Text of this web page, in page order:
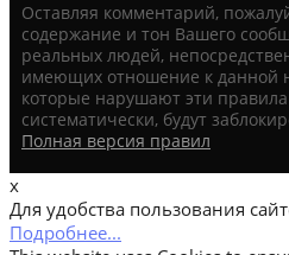
Оставляя комментарий,
содержание и тон Вашего
реальных людей,
имеющих отношение к данной
которые нарушают эти
систематически, будут
Полная версия правил
x
Для удобства пользования
Подробнее...